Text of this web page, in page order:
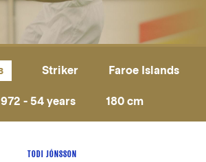
Striker Faroe Islands
- 54 years 180 cm
TODI JÓNSSON